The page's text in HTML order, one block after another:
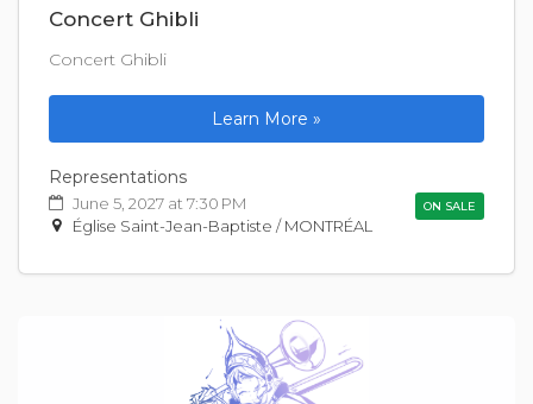
Concert Ghibli
Concert Ghibli
Learn More »
Representations
June 5, 2027 at 7:30 PM ON SALE
Église Saint-Jean-Baptiste / MONTRÉAL